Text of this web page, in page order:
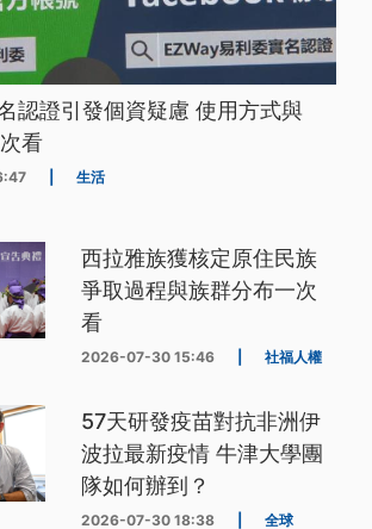
認證引發個資疑慮 使用方式與
看
生活
西拉雅族獲核定原住民族
爭取過程與族群分布一次
看
2026-07-30 15:46 社福人權
57天研發疫苗對抗非洲伊
波拉最新疫情 牛津大學團
隊如何辦到？
2026-07-30 18:38 全球